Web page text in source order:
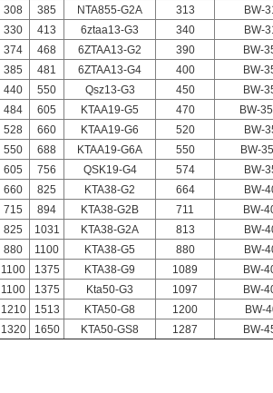
308 385 NTA855-G2A 313 BW-
330 413 6ztaa13-G3 340 BW-
374 468 6ZTAA13-G2 390 BW-
385 481 6ZTAA13-G4 400 BW-
440 550 Qsz13-G3 450 BW-
484 605 KTAA19-G5 470 BW-
528 660 KTAA19-G6 520 BW-
550 688 KTAA19-G6A 550 BW-
605 756 QSK19-G4 574 BW-
660 825 KTA38-G2 664 BW-
715 894 KTA38-G2B 711 BW-
825 1031 KTA38-G2A 813 BW-
880 1100 KTA38-G5 880 BW-
1100 1375 KTA38-G9 1089 BW-
1100 1375 Kta50-G3 1097 BW-
1210 1513 KTA50-G8 1200 BW-
1320 1650 KTA50-GS8 1287 BW-